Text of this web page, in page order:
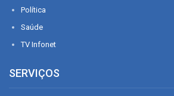
Política
Saúde
TV Infonet
SERVIÇOS